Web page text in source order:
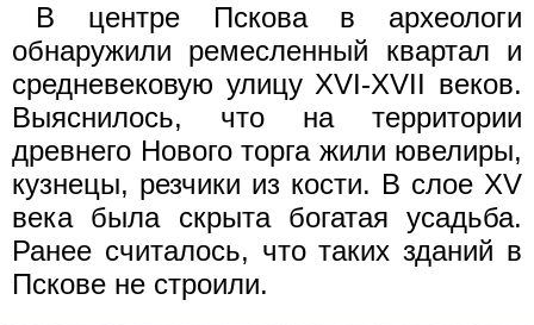
В центре Пскова в археологи
обнаружили ремесленный квартал и
средневековую улицу XVI-XVII веков.
Выяснилось, что на территории
древнего Нового торга жили ювелиры,
кузнецы, резчики из кости. В слое XV
века была скрыта богатая усадьба.
Ранее считалось, что таких зданий в
Пскове не строили.